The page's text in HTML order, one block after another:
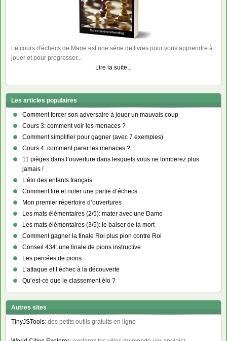
Le cours d'échecs de Marie est une série de livres pour vous apprendre à
jouer et pour progresser...
Lire la suite...
Les articles populaires
Comment forcer son adversaire à jouer un mauvais coup
Cours 3: comment voir les menaces ?
Comment simplifier pour gagner (avec 7 exemples)
Cours 4: comment parer les menaces ?
11 pièges dans l’ouverture dans lesquels vous ne tomberez plus
jamais !
L’élo des enfants français
Comment lire et noter une partie d’échecs
Mon premier répertoire d’ouvertures
Les mats élémentaires (2/5): mater avec une Dame
Les mats élémentaires (3/5): le baiser de la mort
Comment gagner la finale Roi plus pion contre Roi
Conseil 434: une finale de pions instructive
Les percées de pions
L’attaque et l’échec à la découverte
Qu’est-ce que le classement élo ?
Autres sites
TinyJSTools: des petits outils gratuits en ligne